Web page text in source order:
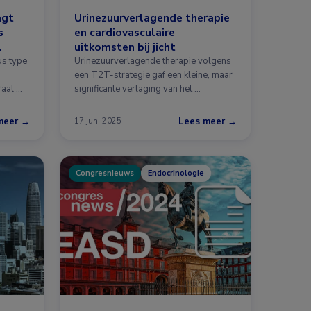
type
…
→
Urinezuurverlagende therapie
en cardiovasculaire
uitkomsten bij jicht
Urinezuurverlagende therapie volgens
een T2T-strategie gaf een kleine, maar
significante verlaging van het …
17 jun. 2025 Lees meer →
Congresnieuws Endocrinologie